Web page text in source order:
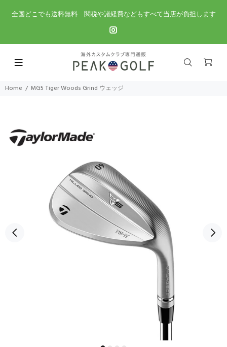
全国どこでも送料無料 関税や諸経費などもすべて当店が負担します
Home MG5 Tiger Woods Grind ウェッジ